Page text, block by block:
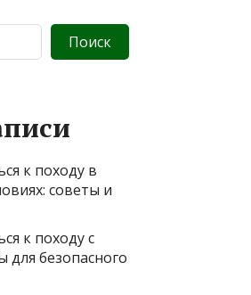
Поиск
к походу в
советы и
к походу с
для безопасного